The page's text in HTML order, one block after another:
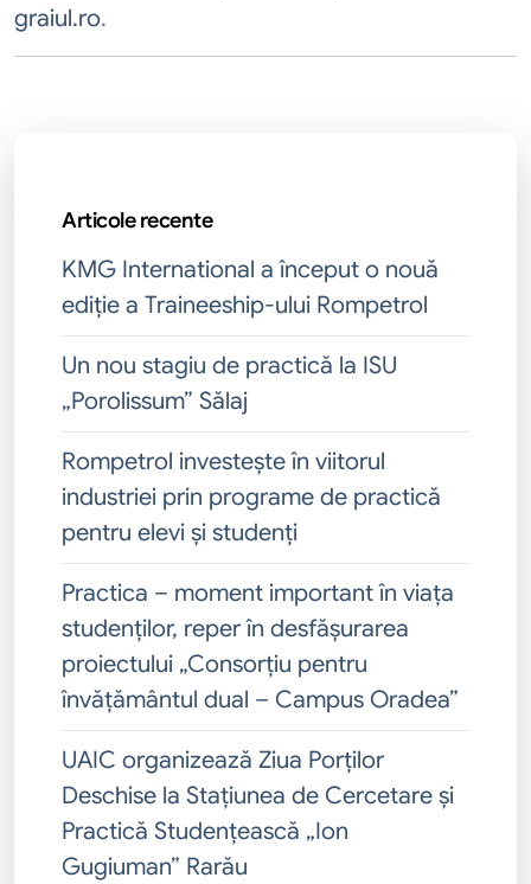
graiul.ro.
Articole recente
KMG International a început o nouă
ediție a Traineeship-ului Rompetrol
Un nou stagiu de practică la ISU
„Porolissum” Sălaj
Rompetrol investește în viitorul
industriei prin programe de practică
pentru elevi și studenți
Practica – moment important în viața
studenților, reper în desfășurarea
proiectului „Consorțiu pentru
învățământul dual – Campus Oradea”
UAIC organizează Ziua Porților
Deschise la Stațiunea de Cercetare și
Practică Studențească „Ion
Gugiuman” Rarău